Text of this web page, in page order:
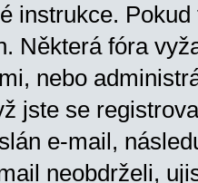
instrukce.
Některá fóra
nebo
jste se
e-mail,
neobdrželi,